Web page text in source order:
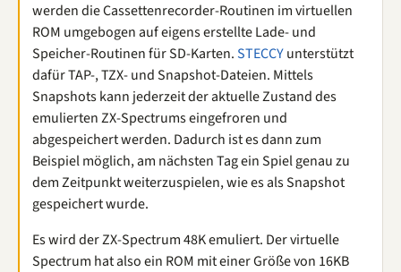
werden die Cassettenrecorder-Routinen im virtuellen
ROM umgebogen auf eigens erstellte Lade- und
Speicher-Routinen für SD-Karten.STECCYunterstützt
dafür TAP-, TZX- und Snapshot-Dateien. Mittels
Snapshots kann jederzeit der aktuelle Zustand des
emulierten ZX-Spectrums eingefroren und
abgespeichert werden. Dadurch ist es dann zum
Beispiel möglich, am nächsten Tag ein Spiel genau zu
dem Zeitpunkt weiterzuspielen, wie es als Snapshot
gespeichert wurde.
Es wird der ZX-Spectrum 48K emuliert. Der virtuelle
Spectrum hat also ein ROM mit einer Größe von 16KB